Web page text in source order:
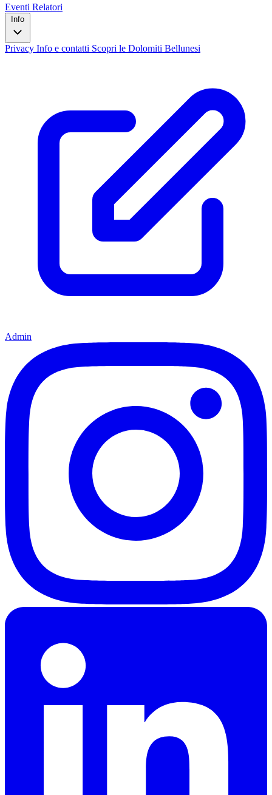
Eventi Relatori
Info
Privacy Info e contatti Scopri le Dolomiti Bellunesi
Admin